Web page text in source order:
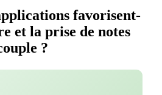
favorisent-
et la prise de notes
?